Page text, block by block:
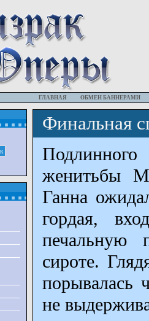
ГЛАВНАЯ ОБМЕН БАННЕРАМИ
Финальная
женитьбы
Ганна
гордая,
печальную
сироте.
порывалась
не